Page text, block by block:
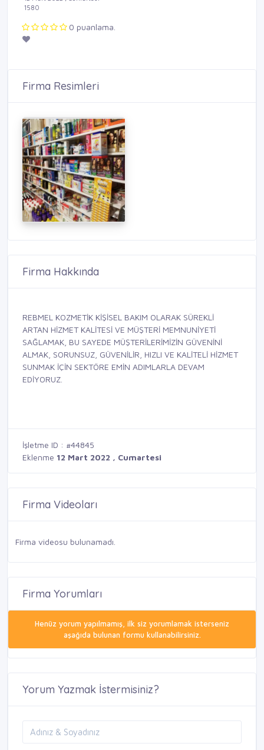
1580
0 puanlama.
Firma Resimleri
Firma Hakkında
REBMEL KOZMETİK KİŞİSEL BAKIM OLARAK SÜREKLİ
ARTAN HİZMET KALİTESİ VE MÜŞTERİ MEMNUNİYETİ
SAĞLAMAK, BU SAYEDE MÜŞTERİLERİMİZİN GÜVENİNİ
ALMAK, SORUNSUZ, GÜVENİLİR, HIZLI VE KALİTELİ HİZMET
SUNMAK İÇİN SEKTÖRE EMİN ADIMLARLA DEVAM
EDİYORUZ.
İşletme ID : #44845
Eklenme 12 Mart 2022 , Cumartesi
Firma Videoları
Firma videosu bulunamadı.
Firma Yorumları
Henüz yorum yapılmamış, ilk siz yorumlamak isterseniz
aşağıda bulunan formu kullanabilirsiniz.
Yorum Yazmak İstermisiniz?